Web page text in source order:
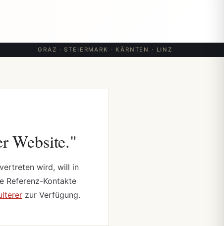
GRAZ · STEIERMARK · KÄRNTEN · LINZ
Website."
wird, will in
Referenz-Kontakte
zur Verfügung.